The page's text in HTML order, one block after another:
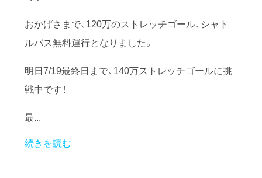
おかげさまで、120万のストレッチゴール、シャト
ルバス無料運行となりました。
明日7/19最終日まで、140万ストレッチゴールに挑
戦中です！
最...
続きを読む